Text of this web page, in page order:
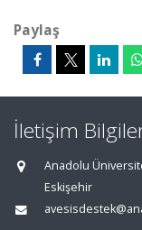
Paylaş
İletişim
Anadolu
Eskişehir